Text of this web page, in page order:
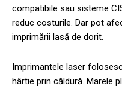
compatibile sau sisteme
reduc costurile. Dar pot
imprimării lasă de dorit.
Imprimantele laser
hârtie prin căldură. Marele